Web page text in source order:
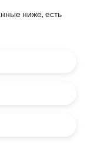
ниже, есть